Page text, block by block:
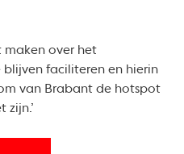
maken over het
faciliteren en hierin
van Brabant de hotspot